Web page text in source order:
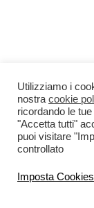
Utilizziamo i
nostra cookie
ricordando le
"Accetta tutti"
puoi visitare
controllato
Imposta Cookies